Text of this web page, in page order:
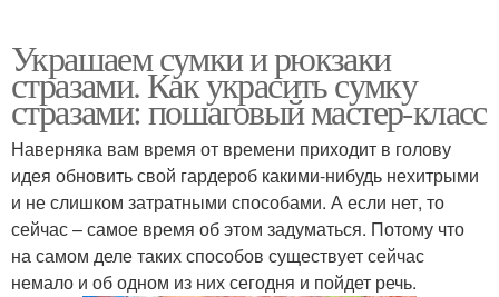
Украшаем сумки и рюкзаки
стразами. Как украсить сумку
стразами: пошаговый мастер-класс
Наверняка вам время от времени приходит в голову
идея обновить свой гардероб какими-нибудь нехитрыми
и не слишком затратными способами. А если нет, то
сейчас – самое время об этом задуматься. Потому что
на самом деле таких способов существует сейчас
немало и об одном из них сегодня и пойдет речь.